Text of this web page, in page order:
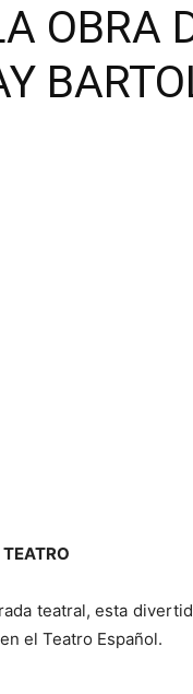
OBRA
teatral, esta
en el Teatro Español.